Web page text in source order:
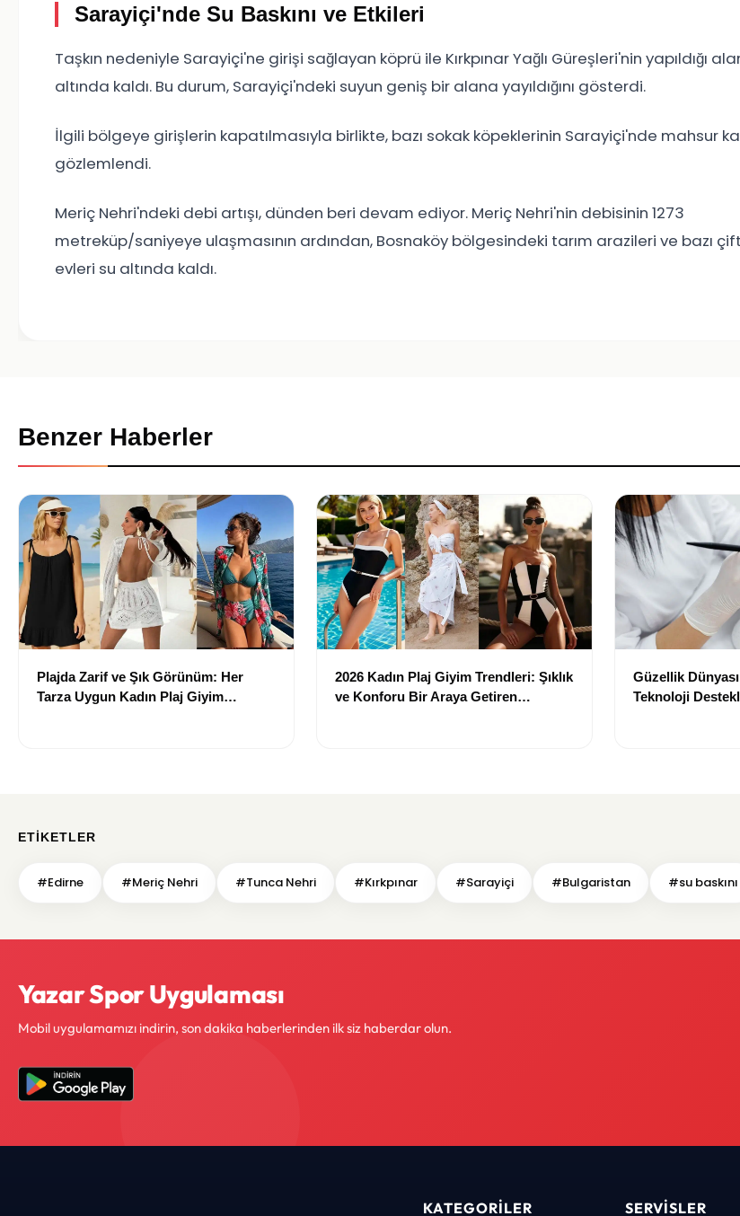
Sarayiçi'nde Su Baskını ve Etkileri
Taşkın nedeniyle Sarayiçi'ne girişi sağlayan köprü ile Kırkpınar Yağlı Güreşleri'nin yapıldığı
altında kaldı. Bu durum, Sarayiçi'ndeki suyun geniş bir alana yayıldığını gösterdi.
İlgili bölgeye girişlerin kapatılmasıyla birlikte, bazı sokak köpeklerinin Sarayiçi'nde mahsur
gözlemlendi.
Meriç Nehri'ndeki debi artışı, dünden beri devam ediyor. Meriç Nehri'nin debisinin 1273
metreküp/saniyeye ulaşmasının ardından, Bosnaköy bölgesindeki tarım arazileri ve bazı
evleri su altında kaldı.
Benzer Haberler
Plajda Zarif ve Şık Görünüm: Her
Tarza Uygun Kadın Plaj Giyim
2026 Kadın Plaj Giyim Trendleri: Şıklık
ve Konforu Bir Araya Getiren
Güzellik
Teknoloji
ETIKETLER
#Edirne #Meriç Nehri #Tunca Nehri #Kırkpınar #Sarayiçi #Bulgaristan #su baskını
Yazar Spor Uygulaması
Mobil uygulamamızı indirin, son dakika haberlerinden ilk siz haberdar olun.
KATEGORILER SERVISLER